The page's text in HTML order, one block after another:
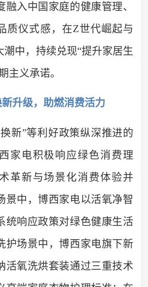
融入中国家庭的健康管理、
质仪式感，在Z世代崛起与
潮中，持续兑现“提升家居生
主义承诺。
升级，助燃消费活力
新”等利好政策纵深推进的
家电积极响应绿色消费理
革新与场景化消费体验并
景中，博西家电以活氧净智
统响应政策对绿色健康生活
护场景中，博西家电旗下新
活氧洗烘套装通过三重技术